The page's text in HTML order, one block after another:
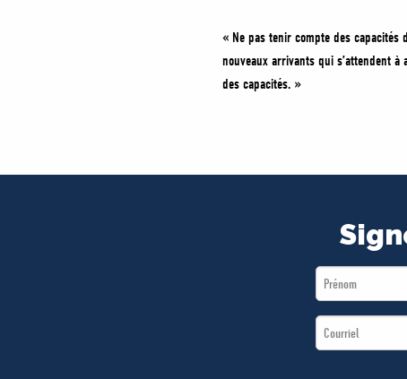
« Ne pas tenir compte des capacités
nouveaux arrivants qui s’attendent
des capacités. »
First
Name
Email
*